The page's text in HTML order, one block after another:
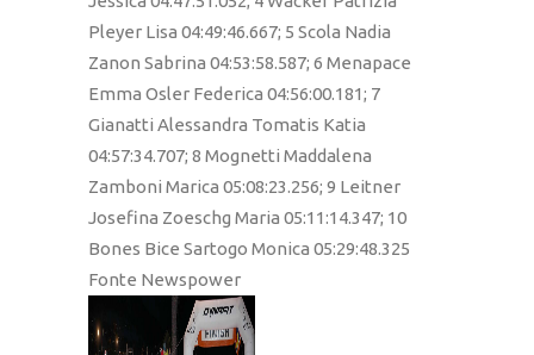
Pleyer Lisa 04:49:46.667; 5 Scola Nadia
Zanon Sabrina 04:53:58.587; 6 Menapace
Emma Osler Federica 04:56:00.181; 7
Gianatti Alessandra Tomatis Katia
04:57:34.707; 8 Mognetti Maddalena
Zamboni Marica 05:08:23.256; 9 Leitner
Josefina Zoeschg Maria 05:11:14.347; 10
Bones Bice Sartogo Monica 05:29:48.325
Fonte Newspower